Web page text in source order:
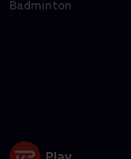
Badminton